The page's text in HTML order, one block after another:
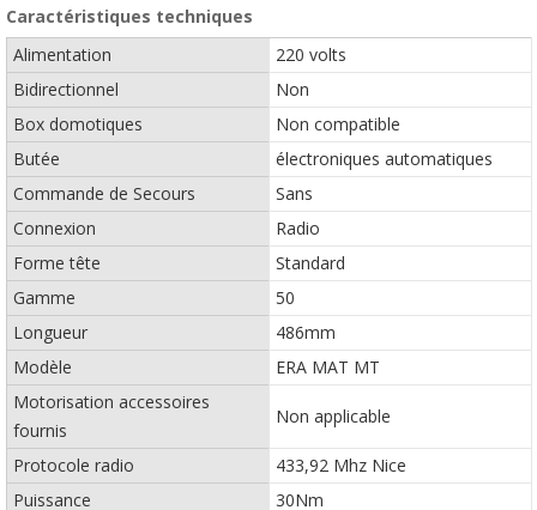
Caractéristiques techniques
Alimentation
220 volts
Bidirectionnel
Non
Box domotiques
Non compatible
Butée
électroniques automatiques
Commande de Secours
Sans
Connexion
Radio
Forme tête
Standard
Gamme
50
Longueur
486mm
Modèle
ERA MAT MT
Motorisation accessoires
fournis
Non applicable
Protocole radio
433,92 Mhz Nice
Puissance
30Nm